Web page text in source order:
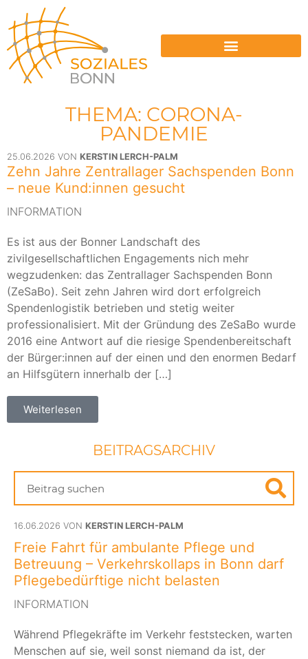
THEMA: CORONA-
PANDEMIE
25.06.2026 VON KERSTIN LERCH-PALM
Zehn Jahre Zentrallager Sachspenden Bonn
– neue Kund:innen gesucht
INFORMATION
Es ist aus der Bonner Landschaft des
zivilgesellschaftlichen Engagements nich mehr
wegzudenken: das Zentrallager Sachspenden Bonn
(ZeSaBo). Seit zehn Jahren wird dort erfolgreich
Spendenlogistik betrieben und stetig weiter
professionalisiert. Mit der Gründung des ZeSaBo wurde
2016 eine Antwort auf die riesige Spendenbereitschaft
der Bürger:innen auf der einen und den enormen Bedarf
an Hilfsgütern innerhalb der […]
Weiterlesen
BEITRAGSARCHIV
16.06.2026 VON KERSTIN LERCH-PALM
Freie Fahrt für ambulante Pflege und
Betreuung – Verkehrskollaps in Bonn darf
Pflegebedürftige nicht belasten
INFORMATION
Während Pflegekräfte im Verkehr feststecken, warten
Menschen auf sie, weil sonst niemand da ist, der